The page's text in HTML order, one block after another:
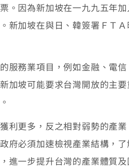
因為新加坡在一九九五年加
新加坡在與日、韓簽署ＦＴ
務業項目，例如金融、電信
加坡可能要求台灣開放的主
更多，反之相對弱勢的產業
府必須加速檢視產業結構，
進一步提升台灣的產業體質及